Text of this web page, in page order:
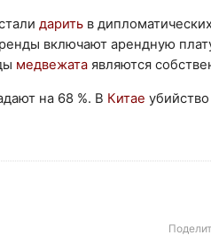
дарить в
включают арендную
медвежата являются
на 68 %. В Китае